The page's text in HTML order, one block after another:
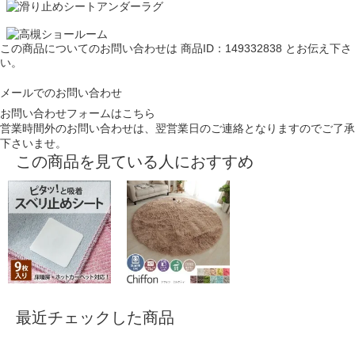
この商品についてのお問い合わせは 商品ID：149332838 とお伝え下さ
い。
メールでのお問い合わせ
お問い合わせフォームはこちら
営業時間外のお問い合わせは、翌営業日のご連絡となりますのでご了承
下さいませ。
この商品を見ている人におすすめ
最近チェックした商品